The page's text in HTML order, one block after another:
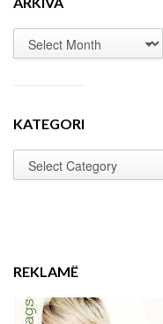
KATEGORI
REKLAMË